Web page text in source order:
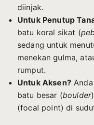
diinjak.
Untuk Penutup
batu koral sikat (
sedang untuk
menekan gulma,
rumput.
Untuk Aksen?Anda
batu besar (boulder
(focal point) di